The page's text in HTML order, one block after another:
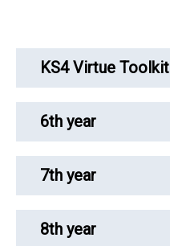
KS4 Virtue Toolkit
6th year
7th year
8th year